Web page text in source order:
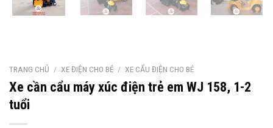
TRANG CHỦ / XE ĐIỆN CHO BÉ / XE CẨU ĐIỆN CHO BÉ
Xe cần cẩu máy xúc điện trẻ em WJ 158, 1-2
tuổi